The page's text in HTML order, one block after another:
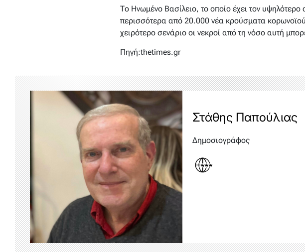
Το Ηνωμένο Βασίλειο, το οποίο έχει τον
περισσότερα από 20.000 νέα κρούσματα κορωνοϊού
χειρότερο σενάριο οι νεκροί από τη νόσο αυτή
Πηγή:thetimes.gr
Στάθης Παπούλιας
Δημοσιογράφος